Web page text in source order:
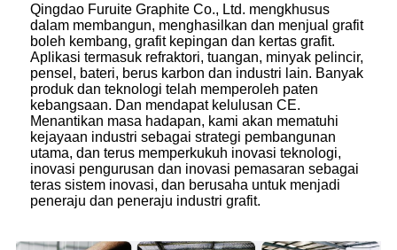
Qingdao Furuite Graphite Co., Ltd. mengkhusus
dalam membangun, menghasilkan dan menjual grafit
boleh kembang, grafit kepingan dan kertas grafit.
Aplikasi termasuk refraktori, tuangan, minyak pelincir,
pensel, bateri, berus karbon dan industri lain. Banyak
produk dan teknologi telah memperoleh paten
kebangsaan. Dan mendapat kelulusan CE.
Menantikan masa hadapan, kami akan mematuhi
kejayaan industri sebagai strategi pembangunan
utama, dan terus memperkukuh inovasi teknologi,
inovasi pengurusan dan inovasi pemasaran sebagai
teras sistem inovasi, dan berusaha untuk menjadi
peneraju dan peneraju industri grafit.